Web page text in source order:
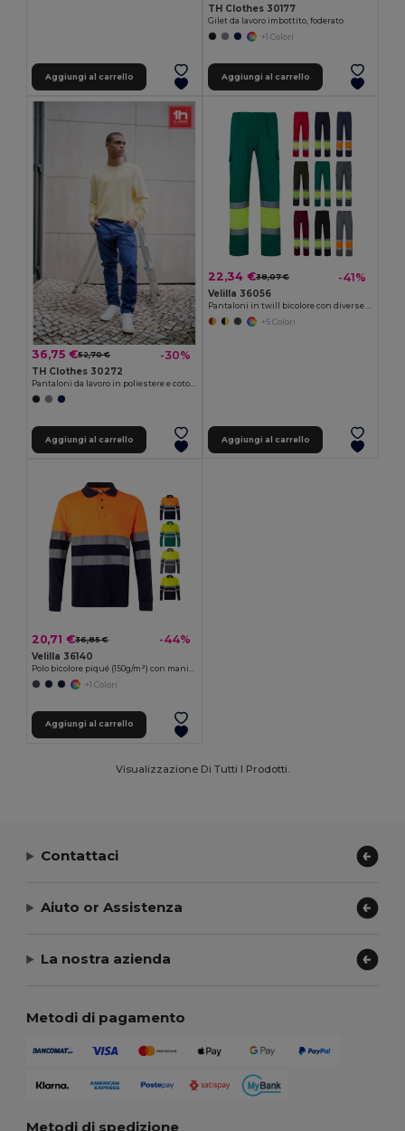
Aggiungi al carrello
TH Clothes 30177
Gilet da lavoro imbottito, foderato
+1 Colori
Aggiungi al carrello
36,75 €52,70 € -30%
TH Clothes 30272
Pantaloni da lavoro in poliestere e cotone
Aggiungi al carrello
22,34 €38,07 € -41%
Velilla 36056
Pantaloni in twill bicolore con diverse tasche (210g/m²), in cotone (20%) e poliestere (80%)
+5 Colori
Aggiungi al carrello
20,71 €36,85 € -44%
Velilla 36140
+1 Colori
Aggiungi al carrello
Visualizzazione Di Tutti I Prodotti.
Contattaci
Aiuto or Assistenza
La nostra azienda
Metodi di pagamento
Metodi di spedizione